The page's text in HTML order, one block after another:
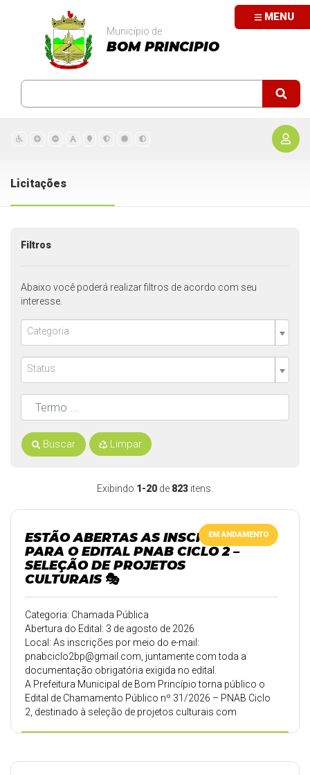
MENU
Município de
BOM PRINCIPIO
Licitações
Exibindo 1-20 de 823 itens.
EM ANDAMENTO
ESTÃO ABERTAS AS INSCRIÇÕES
PARA O EDITAL PNAB CICLO 2 –
SELEÇÃO DE PROJETOS
CULTURAIS 🎭
Categoria: Chamada Pública
Abertura do Edital: 3 de agosto de 2026
Local: As inscrições por meio do e-mail:
pnabciclo2bp@gmail.com , juntamente com toda a
documentação obrigatória exigida no edital.
A Prefeitura Municipal de Bom Princípio torna público o
Edital de Chamamento Público nº 31/2026 – PNAB Ciclo
2, destinado à seleção de projetos culturais com
Filtros
Abaixo você poderá realizar filtros de acordo com seu
interesse.
Categoria
Status
Buscar Limpar